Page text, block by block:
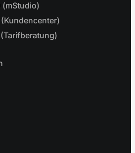
(mStudio)
(Kundencenter)
(Tarifberatung)